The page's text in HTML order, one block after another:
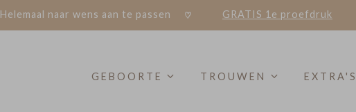
Helemaal naar wens aan te passen GRATIS 1e proefdruk
GEBOORTE TROUWEN EXTRA'S